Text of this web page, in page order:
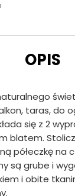
OPIS
taras, do
się z 2
blatem.
półeczkę na
są grube i
i obite